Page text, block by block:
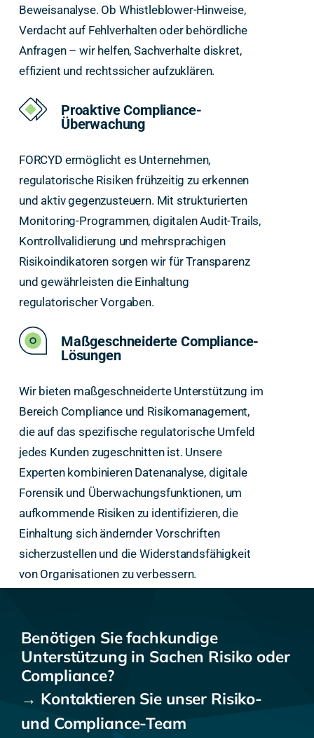
Beweisanalyse. Ob Whistleblower-Hinweise,
Verdacht auf Fehlverhalten oder behördliche
Anfragen – wir helfen, Sachverhalte diskret,
effizient und rechtssicher aufzuklären.
Proaktive Compliance-
Überwachung
FORCYD ermöglicht es Unternehmen,
regulatorische Risiken frühzeitig zu erkennen
und aktiv gegenzusteuern. Mit strukturierten
Monitoring-Programmen, digitalen Audit-Trails,
Kontrollvalidierung und mehrsprachigen
Risikoindikatoren sorgen wir für Transparenz
und gewährleisten die Einhaltung
regulatorischer Vorgaben.
Maßgeschneiderte Compliance-
Lösungen
Wir bieten maßgeschneiderte Unterstützung im
Bereich Compliance und Risikomanagement,
die auf das spezifische regulatorische Umfeld
jedes Kunden zugeschnitten ist. Unsere
Experten kombinieren Datenanalyse, digitale
Forensik und Überwachungsfunktionen, um
aufkommende Risiken zu identifizieren, die
Einhaltung sich ändernder Vorschriften
sicherzustellen und die Widerstandsfähigkeit
von Organisationen zu verbessern.
Benötigen Sie fachkundige
Unterstützung in Sachen Risiko oder
Compliance?
→ Kontaktieren Sie unser Risiko-
und Compliance-Team